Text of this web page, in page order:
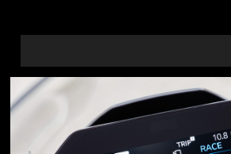
Jön még kép!